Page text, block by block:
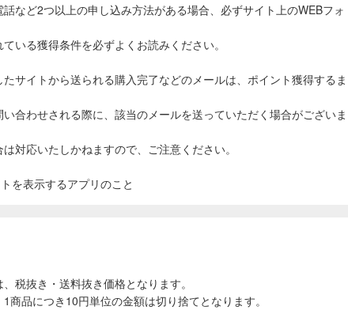
など2つ以上の申し込み方法がある場合、必ずサイト上のWEBフォ
いる獲得条件を必ずよくお読みください。
サイトから送られる購入完了などのメールは、ポイント獲得するま
合わせされる際に、該当のメールを送っていただく場合がございま
対応いたしかねますので、ご注意ください。
を表示するアプリのこと
税抜き・送料抜き価格となります。
商品につき10円単位の金額は切り捨てとなります。